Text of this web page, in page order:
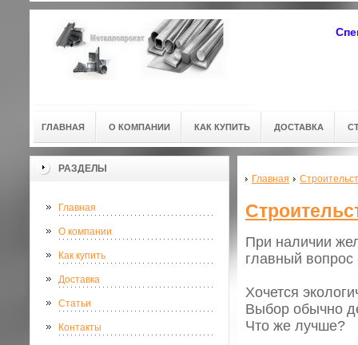
ГЛАВНАЯ О КОМПАНИИ КАК КУПИТЬ ДОСТАВКА
РАЗДЕЛЫ
Главная
О компании
Как купить
Доставка
Статьи
Контакты
Главная
При наличии
главный вопрос
Хочется
Выбор обычно
Что же лучше?